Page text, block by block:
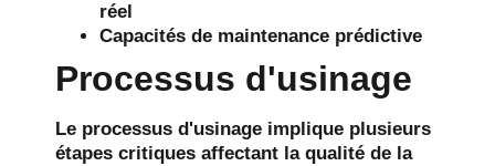
réel
Capacités de maintenance prédictive
Processus d'usinage
Le processus d'usinage implique plusieurs
étapes critiques affectant la qualité de la